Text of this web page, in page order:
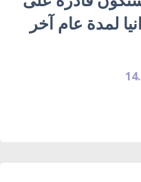
لمدة عام آخر